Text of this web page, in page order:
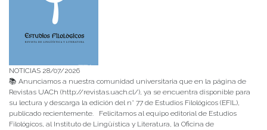
NOTICIAS 28/07/2026
📚 Anunciamos a nuestra comunidad universitaria que en la página de
Revistas UACh (http://revistas.uach.cl/), ya se encuentra disponible para
su lectura y descarga la edición del n° 77 de Estudios Filológicos (EFIL),
publicado recientemente. Felicitamos al equipo editorial de Estudios
Filológicos, al Instituto de Lingüística y Literatura, la Oficina de